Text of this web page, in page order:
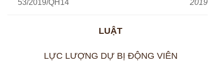
53/2019/QH14
2019
LUẬT
LỰC LƯỢNG DỰ BỊ ĐỘNG VIÊN